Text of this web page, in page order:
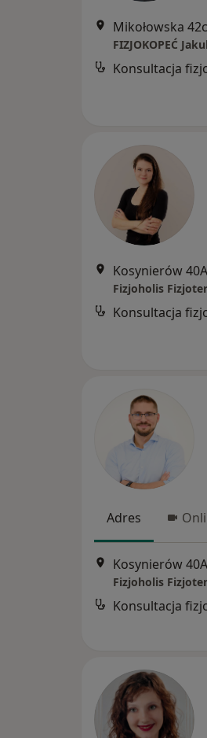
Mikołowska
FIZJOKOPEĆ
Konsultacja
Kosynierów
Fizjoholis
Konsultacja
Adres
Kosynierów
Fizjoholis
Konsultacja